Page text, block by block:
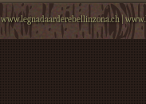
www.legnadaarderebellinzona.ch|